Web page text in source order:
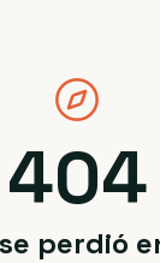
404
perdió